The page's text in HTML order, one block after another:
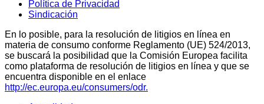
Política de Privacidad
Sindicación
En lo posible, para la resolución de litigios en línea en
materia de consumo conforme Reglamento (UE) 524/2013,
se buscará la posibilidad que la Comisión Europea facilita
como plataforma de resolución de litigios en línea y que se
encuentra disponible en el enlace
http://ec.europa.eu/consumers/odr.